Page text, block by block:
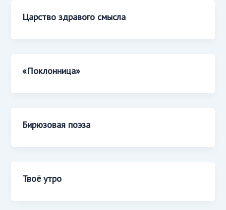
Царство здравого смысла
«Поклонница»
Бирюзовая поэза
Твоё утро